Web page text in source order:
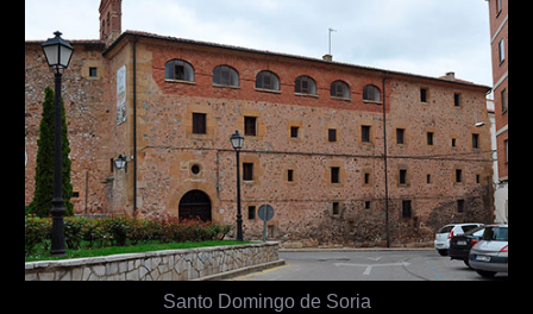
Santo Domingo de Soria